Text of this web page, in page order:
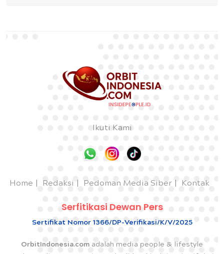
Ikuti Kami
Home Redaksi Pedoman Media Siber Kontak
Serfitikasi Dewan Pers
Sertifikat Nomor 1366/DP-Verifikasi/K/V/2025
OrbitIndonesia.com adalah media people & lifestyle